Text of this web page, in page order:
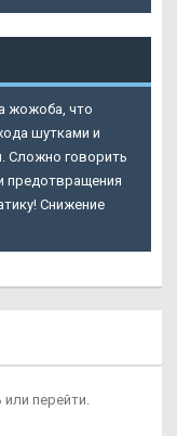
жожоба, что
шутками и
Сложно говорить
предотвращения
Снижение
или перейти.